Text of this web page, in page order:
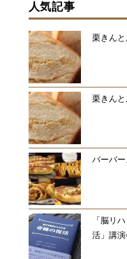
人気記事
栗きん
栗きんと
バーバ
「脳リ
活」講演